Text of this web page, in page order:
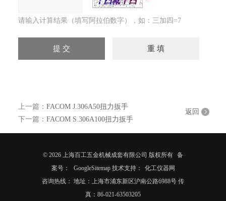
请输入计算结果（填写阿拉伯数字），如：三加四=7
上一篇： FACOM J.306A50扭力扳手
下一篇： FACOM S.306A100扭力扳手
返回
© 2026 上海百工五金机械成套有限公司 版权所有 备
案号：
GoogleSitemap技术支持：
化工仪器网
咨询热线： 地址：上海市浦东新区沪南公路6988号 传
真：86-021-63503205